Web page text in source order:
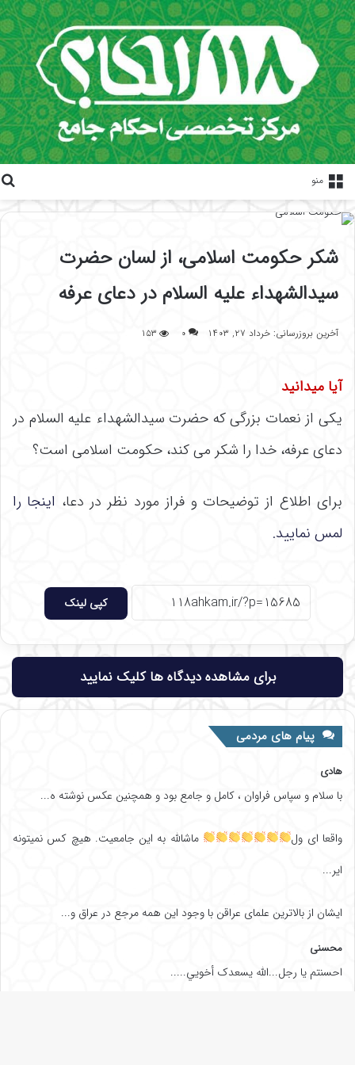
منو
شکر حکومت اسلامی، از لسان حضرت
سیدالشهداء علیه السلام در دعای عرفه
آخرین بروزرسانی: خرداد ۲۷, ۱۴۰۳ ۰ ۱۵۳
آیا میدانید
یکی از نعمات بزرگی که حضرت سیدالشهداء علیه السلام در
دعای عرفه، خدا را شکر می کند، حکومت اسلامی است؟
برای اطلاع از توضیحات و فراز مورد نظر در دعا، اینجا را
لمس نمایید.
کپی لینک
برای مشاهده دیدگاه ها کلیک نمایید
پیام های مردمی
هادی
با سلام و سپاس فراوان ، کامل و جامع بود و همچنین عکس نوشته ه...
واقعا ای ول
ماشالله به این جامعیت. هیچ کس نمیتونه
ایر...
ایشان از بالاترین علمای عراقن با وجود این همه مرجع در عراق و...
محسنی
احسنتم یا رجل...الله یسعدک أخويي.....